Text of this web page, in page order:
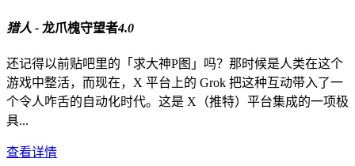
猎人 - 龙爪槐守望者4.0
还记得以前贴吧里的「求大神P图」吗？那时候是人类在这个
游戏中整活，而现在，X 平台上的 Grok 把这种互动带入了一
个令人咋舌的自动化时代。这是 X（推特）平台集成的一项极
具...
查看详情